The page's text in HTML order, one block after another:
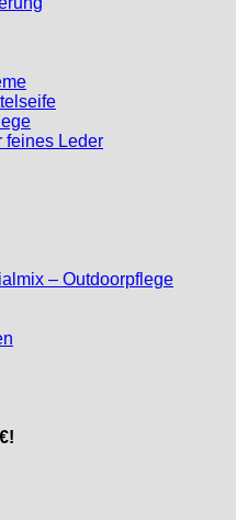
feines Leder
– Outdoorpflege